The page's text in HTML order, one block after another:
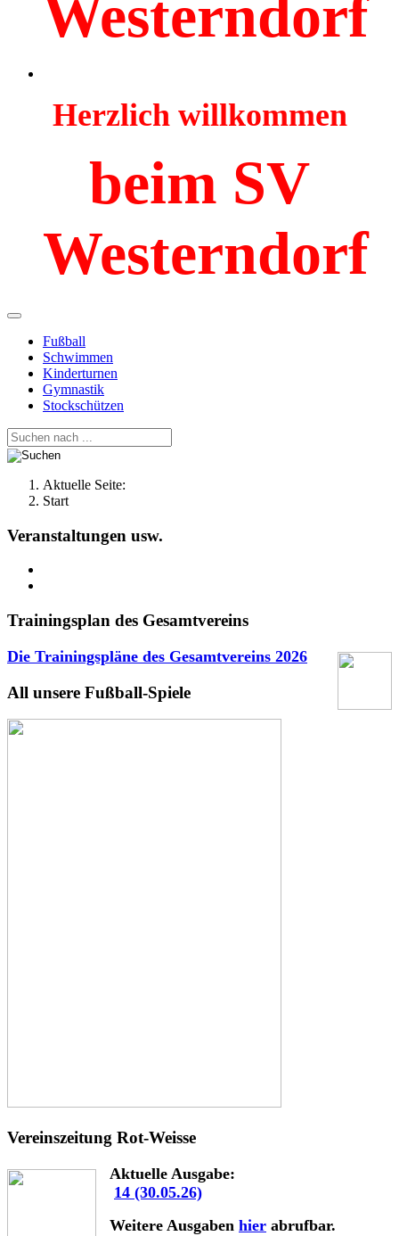
Westerndorf
Herzlich willkommen
beim SV
Westerndorf
Fußball
Schwimmen
Kinderturnen
Gymnastik
Stockschützen
Aktuelle Seite:
Start
Veranstaltungen usw.
Trainingsplan des Gesamtvereins
Die Trainingspläne des Gesamtvereins 2026
All unsere Fußball-Spiele
Vereinszeitung Rot-Weisse
Aktuelle Ausgabe:
14 (30.05.26)
Weitere Ausgaben hier abrufbar.